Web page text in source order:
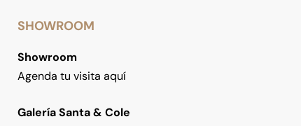
blank.
SHOWROOM
Showroom
Agenda tu visita aquí
Galería Santa & Cole